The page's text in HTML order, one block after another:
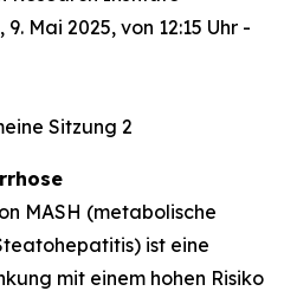
Mai 2025, von 12:15 Uhr -
Sitzung 2
MASH (metabolische
ist eine
mit einem hohen Risiko